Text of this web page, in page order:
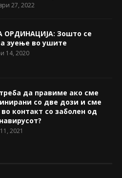
27, 2022
ОРДИНАЦИЈА: Зошто се
зуење во ушите
14, 2020
да правиме ако сме
со две дози и сме
контакт со заболен од
2021